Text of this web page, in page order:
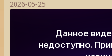
2026-05-25